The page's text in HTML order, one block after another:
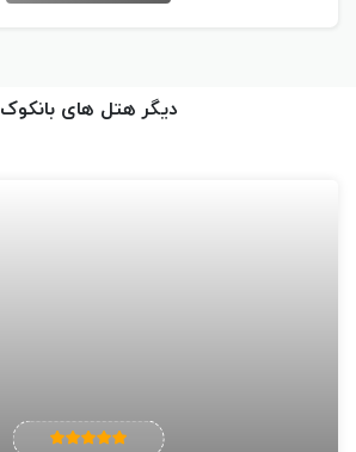
دیگر هتل های بانکوک